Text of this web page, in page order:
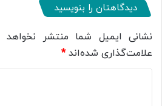
دیدگاهتان را بنویسید
نشانی ایمیل شما منتشر
علامت‌گذاری شده‌اند*